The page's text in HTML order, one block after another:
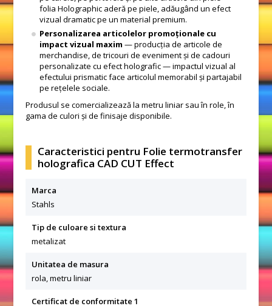
folia Holographic aderă pe piele, adăugând un efect
vizual dramatic pe un material premium.
Personalizarea articolelor promoționale cu
impact vizual maxim — producția de articole de
merchandise, de tricouri de eveniment și de cadouri
personalizate cu efect holografic — impactul vizual al
efectului prismatic face articolul memorabil și partajabil
pe rețelele sociale.
Produsul se comercializează la metru liniar sau în role, în
gama de culori și de finisaje disponibile.
Caracteristici pentru Folie termotransfer
holografica CAD CUT Effect
Marca
Stahls
Tip de culoare si textura
metalizat
Unitatea de masura
rola, metru liniar
Certificat de conformitate 1